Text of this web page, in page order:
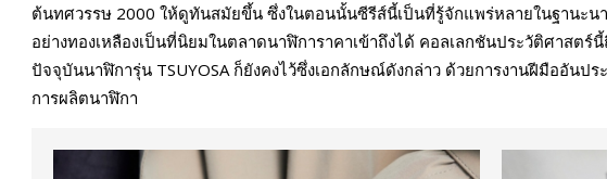
ต้นทศวรรษ 2000 ให้ดูทันสมัยขึ้น ซึ่งในตอนนั้นซีรีส์นี้เป็นที่รู้จักแพร่หลายในฐานะน
อย่างทองเหลืองเป็นที่นิยมในตลาดนาฬิการาคาเข้าถึงได้ คอลเลกชันประวัติศาสต
ปัจจุบันนาฬิการุ่น TSUYOSA ก็ยังคงไว้ซึ่งเอกลักษณ์ดังกล่าว ด้วยการงานฝีมืออัน
การผลิตนาฬิกา